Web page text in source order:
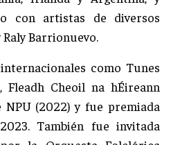
con artistas de diversos
Raly Barrionuevo.
como Tunes
Cheoil na hÉireann
(2022) y fue premiada
También fue invitada